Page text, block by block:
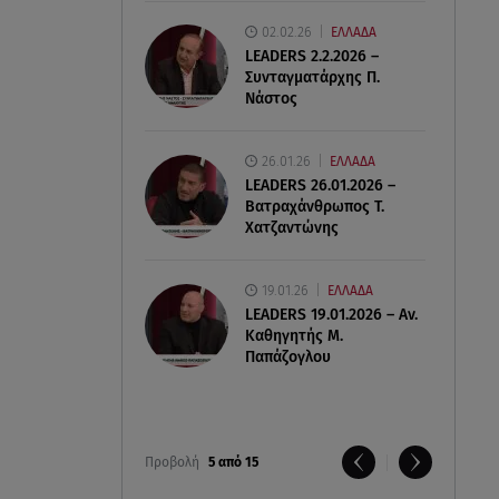
02.02.26 ΕΛΛΑΔΑ
LEADERS 2.2.2026 –
Συνταγματάρχης Π.
Νάστος
26.01.26 ΕΛΛΑΔΑ
LEADERS 26.01.2026 –
Βατραχάνθρωπος Τ.
Χατζαντώνης
19.01.26 ΕΛΛΑΔΑ
LEADERS 19.01.2026 – Αν.
Καθηγητής Μ.
Παπάζογλου
Προβολή 5 από 15